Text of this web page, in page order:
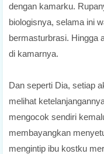
dengan kamarku.
biologisnya, selama ini
bermasturbrasi. Hingga
di kamarnya.
Dan seperti Dia, setiap
melihat
mengocok sendiri
membayangkan
mengintip ibu kostku